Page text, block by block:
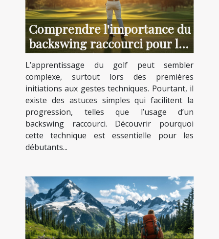
Comprendre l'importance du
backswing raccourci pour les
débutants
L’apprentissage du golf peut sembler
complexe, surtout lors des premières
initiations aux gestes techniques. Pourtant, il
existe des astuces simples qui facilitent la
progression, telles que l’usage d’un
backswing raccourci. Découvrir pourquoi
cette technique est essentielle pour les
débutants...